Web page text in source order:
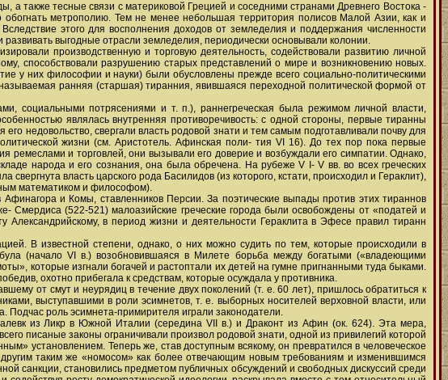
также тесные связи с материковой Грецией и соседними странами Древнего Востока -
метрополию. Тем не менее небольшая территория полисов Малой Азии, как и
этого для восполнения доходов от земледелия и поддержания численности
выгодные отрасли земледелия, периодически основывали колонии.
производственную и торговую деятельность, содействовали развитию личной
способствовали разрушению старых представлений о мире и возникновению новых.
у них философии и науки) были обусловлены прежде всего социально-политическими
ранняя (старшая) тиранния, явившаяся переходной политической формой от
социальными потрясениями и т. п.), раннегреческая была режимом личной власти,
являлась внутренняя противоречивость: с одной стороны, первые тиранны
недовольство, свергали власть родовой знати и тем самым подготавливали почву для
жизни (см. Аристотель. Афинская поли- тия VI 16). До тех пор пока первые
и торговлей, они вызывали его доверие и возбуждали его симпатии. Однако,
народа и его сознания, она была обречена. На рубеже V I- V вв. во всех греческих
власть царского рода Басилидов (из которого, кстати, происходил и Гераклит),
математиком и философом).
и Комы, ставленников Персии. За поэтические выпады против этих тираннов
Смердиса (522-521) малоазийские греческие города были освобождены от «податей и
в период жизни и деятельности Гераклита в Эфесе правил тиранн
В известной степени, однако, о них можно судить по тем, которые происходили в
(начало VI в.) возобновившаяся в Милете борьба между богатыми («владеющими
которые изгнали богачей и растоптали их детей на гумне пригнанными туда быками.
охотно прибегала к средствам, которые осуждала у противника.
от смут и неурядиц в течение двух поколений (т. е. 60 лет), пришлось обратиться к
выступавшими в роли эсимнетов, т. е. выборных носителей верховной власти, или
Подчас роль эсимнета-примирителя играли законодатели.
из Ликр в Южной Италии (середина VII в.) и Драконт из Афин (ок. 624). Эта мера,
писаные законы ограничивали произвол родовой знати, одной из привилегий которой
установлением. Теперь же, став доступным всякому, он превратился в человеческое
таким же «номосом» как более отвечающим новым требованиям и изменившимся
санкции, становились предметом публичных обсуждений и свободных дискуссий среди